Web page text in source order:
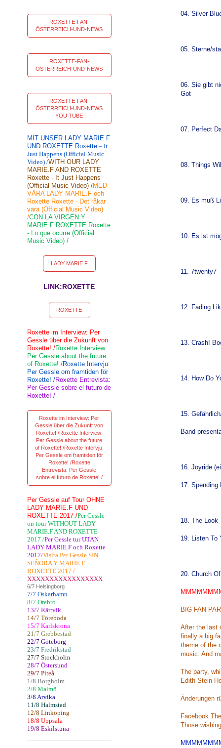
04. Silver
05. Sterne/
06. Sie gibt
Got
07. Perfect
08. Things
09. Es muß
10. Es ist
11. 7twenty7
12. Fading
13. Crash!
14. How Do
15.
Band
16. Joyride
17. Spending
18. The Look
19. Listen To
20. Church
BIG FAN
After the last
finally a big
theme of the
music. And
The party,
Edith Stein
Änderungen
Facebook
Those
ROXETTE-FAN-
ÖSTERREICH-UND-NEWS
ROXETTE-FAN-
ÖSTERREICH-UND-NEWS
ROXETTE-FAN-
ÖSTERREICH-UND-NEWS
YOU TUBE
MIT UNSER LADY MARIE.F
UND ROXETTE Roxette – It
Just Happens (Official Music
Video) /WITH OUR LADY
MARIE.F AND ROXETTE
Roxette - It Just Happens
(Official Music Video) /MED
VÅRA LADY MARIE.F och
Roxette Roxette - Det råkar
vara (Official Music Video)
/CON LA VIRGEN Y
MARIE.F ROXETTE Roxette
- Lo que ocurre (Official
Music Video) /
LADY MARIE F
LINK:ROXETTE
ROXETTE
Roxette im Interview: Per
Gessle über die Zukunft von
Roxette! /Roxette Interview:
Per Gessle about the future
of Roxette! /Roxette Intervju:
Per Gessle om framtiden för
Roxette! /Roxette Entrevista:
Per Gessle sobre el futuro de
Roxette! /
Roxette im Interview: Per
Gessle über die Zukunft von
Roxette! /Roxette Interview:
Per Gessle about the future
of Roxette! /Roxette Intervju:
Per Gessle om framtiden för
Roxette! /Roxette
Entrevista: Per Gessle
sobre el futuro de Roxette! /
Per Gessle auf Tour OHNE
LADY MARIE.F UND
ROXETTE 2017 /Per Gessle
on tour WITHOUT LADY
MARIE.F AND ROXETTE
2017 /Per Gessle tur UTAN
LADY MARIE.F och Roxette
2017/Visita Per Gessle SIN
SEÑORA Y MARIE.F
ROXETTE 2017 /
XXXXXXXXXXXXXXXXX
6/7 Helsingborg
7/7 Oskarhamn
8/7 Örebro
13/7 Rättvik
14/7 Töreboda
15/7 Karlskrona
21/7 Grebbestad
22/7 Göteborg
23/7 Fredrikstad
27/7 Stockholm
28/7 Östersund
29/7 Piteå
1/8 Borgholm
2/8 Malmö
3/8 Arvika
11/8 Halmstad
12/8 Linköping
18/8 Uppsala
19/8 Eskilstuna